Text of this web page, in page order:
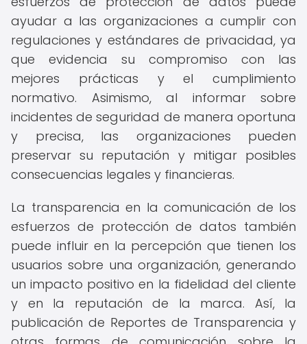
ayudar a las organizaciones a cumplir con
regulaciones y estándares de privacidad, ya
que evidencia su compromiso con las
mejores prácticas y el cumplimiento
normativo. Asimismo, al informar sobre
incidentes de seguridad de manera oportuna
y precisa, las organizaciones pueden
preservar su reputación y mitigar posibles
consecuencias legales y financieras.
La transparencia en la comunicación de los
esfuerzos de protección de datos también
puede influir en la percepción que tienen los
usuarios sobre una organización, generando
un impacto positivo en la fidelidad del cliente
y en la reputación de la marca. Así, la
publicación de Reportes de Transparencia y